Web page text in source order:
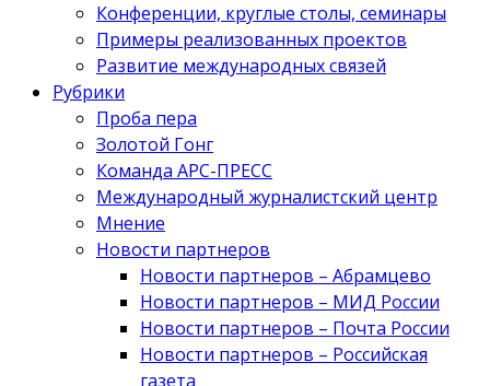
Конференции, круглые столы, семинары
Примеры реализованных проектов
Развитие международных связей
Рубрики
Проба пера
Золотой Гонг
Команда АРС-ПРЕСС
Международный журналистский центр
Мнение
Новости партнеров
Новости партнеров – Абрамцево
Новости партнеров – МИД России
Новости партнеров – Почта России
Новости партнеров – Российская
газета